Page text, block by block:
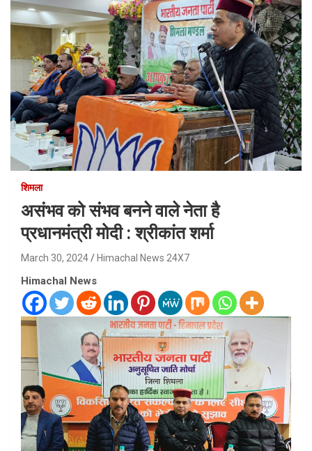
शिमला
असंभव को संभव बनने वाले नेता है
प्रधानमंत्री मोदी : श्रीकांत शर्मा
March 30, 2024 Himachal News 24X7
Himachal News